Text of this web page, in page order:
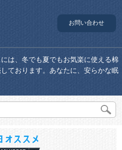
お問い合わせ
は、冬でも夏でもお気楽に使える棉
ております。あなたに、安らかな眠